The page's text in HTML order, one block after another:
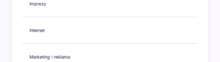
Imprezy
Internet
Marketing i reklama